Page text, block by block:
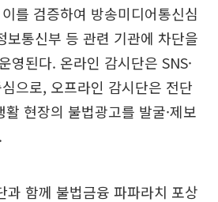
를 검증하여 방송미디어통신심
보통신부 등 관련 기관에 차단을
영된다. 온라인 감시단은 SNS·
으로, 오프라인 감시단은 전단
활 현장의 불법광고를 발굴·제보
과 함께 불법금융 파파라치 포상